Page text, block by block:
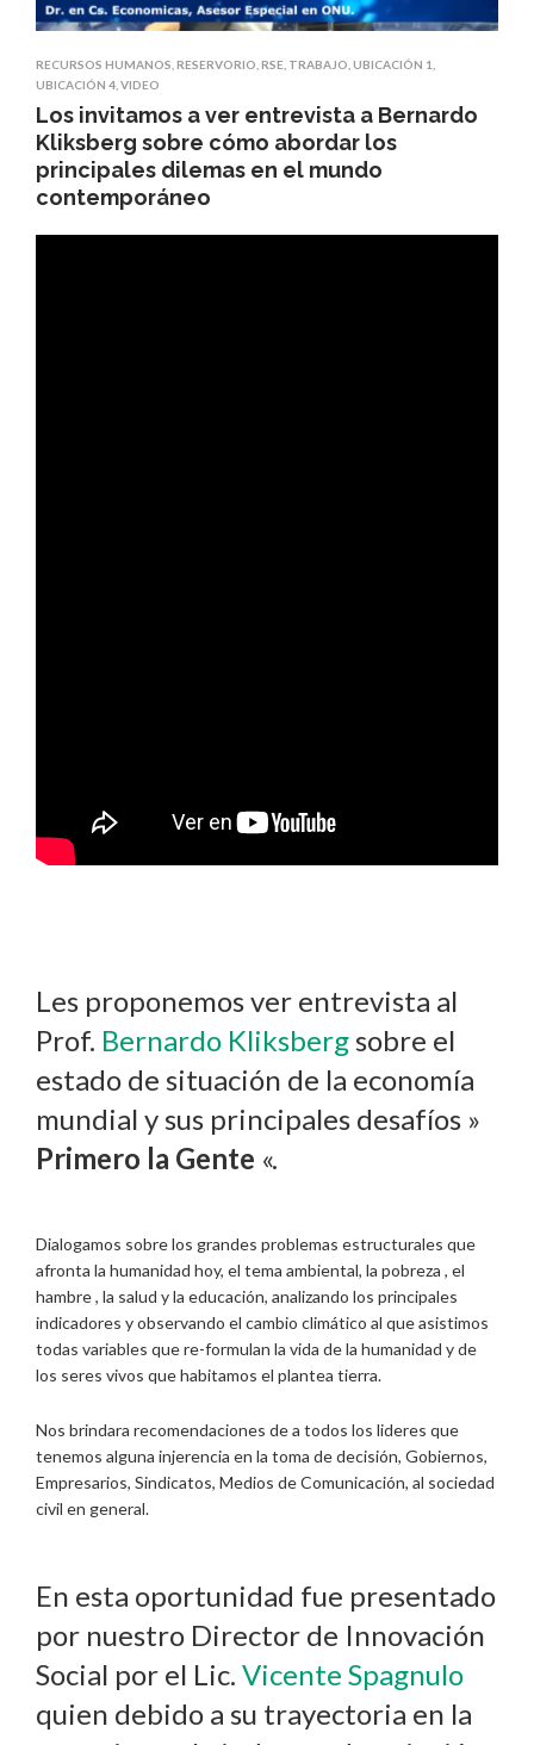
RECURSOS HUMANOS RESERVORIO RSE TRABAJO UBICACIÓN 1
UBICACIÓN 4 VIDEO
Los invitamos a ver entrevista a Bernardo
Kliksberg sobre cómo abordar los
principales dilemas en el mundo
contemporáneo
Les proponemos ver entrevista al
Prof. Bernardo Kliksbergsobre el
estado de situación de la economía
mundial y sus principales desafíos »
Primero la Gente «.
Dialogamos sobre los grandes problemas estructurales que
afronta la humanidad hoy, el tema ambiental, la pobreza , el
hambre , la salud y la educación, analizando los principales
indicadores y observando el cambio climático al que asistimos
todas variables que re-formulan la vida de la humanidad y de
los seres vivos que habitamos el plantea tierra.
Nos brindara recomendaciones de a todos los lideres que
tenemos alguna injerencia en la toma de decisión, Gobiernos,
Empresarios, Sindicatos, Medios de Comunicación, al sociedad
civil en general.
En esta oportunidad fue presentado
por nuestro Director de Innovación
Social por el Lic. Vicente Spagnulo
quien debido a su trayectoria en la